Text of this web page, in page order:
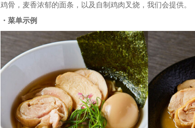
鸡骨，麦香浓郁的面条，以及自制鸡肉叉烧，我们会提供。
・菜单示例